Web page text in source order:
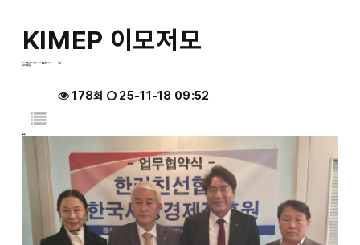
KIMEP 이모저모
178회 25-11-18 09:52